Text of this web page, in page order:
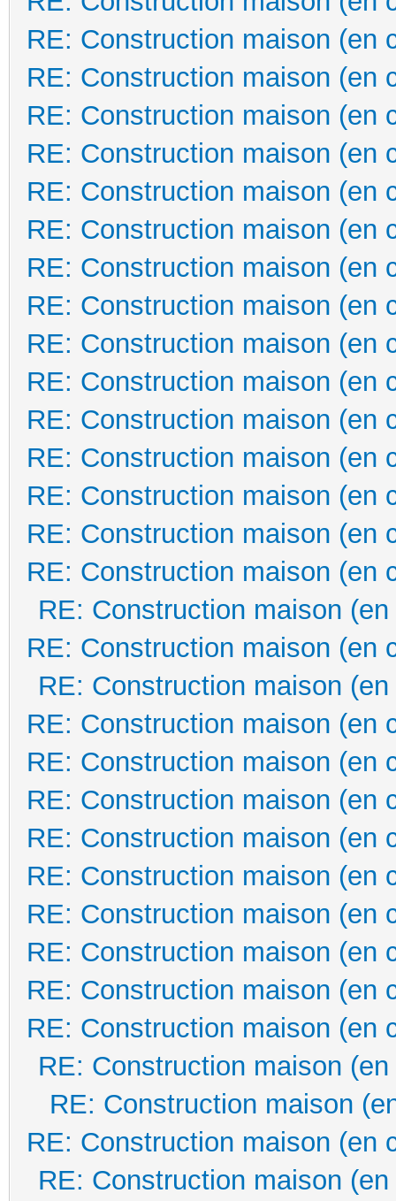
RE: Construction maison (en
RE: Construction maison (en
RE: Construction maison (en
RE: Construction maison (en
RE: Construction maison (en
RE: Construction maison (en
RE: Construction maison (en
RE: Construction maison (en
RE: Construction maison (en
RE: Construction maison (en
RE: Construction maison (en
RE: Construction maison (en
RE: Construction maison (en
RE: Construction maison (en
RE: Construction maison (en
RE: Construction maison
RE: Construction maison (en
RE: Construction maison
RE: Construction maison (en
RE: Construction maison (en
RE: Construction maison (en
RE: Construction maison (en
RE: Construction maison (en
RE: Construction maison (en
RE: Construction maison (en
RE: Construction maison (en
RE: Construction maison (en
RE: Construction maison
RE: Construction maison
RE: Construction maison (en
RE: Construction maison